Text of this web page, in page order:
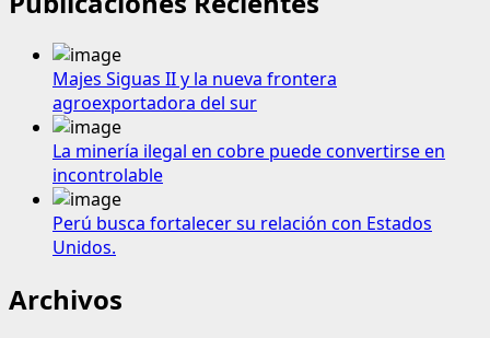
Majes Siguas II y la nueva frontera
agroexportadora del sur
La minería ilegal en cobre puede convertirse en
incontrolable
Perú busca fortalecer su relación con Estados
Unidos.
Archivos